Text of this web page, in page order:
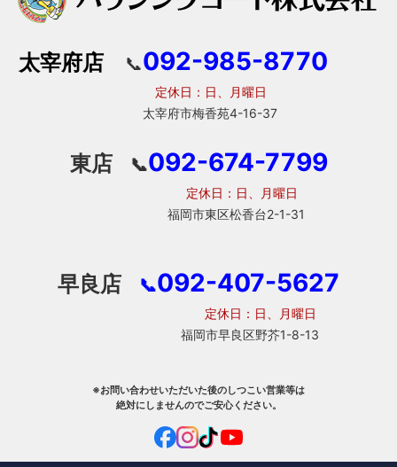
太宰府店 📞092-985-8770
定休日：日、月曜日
太宰府市梅香苑4-16-37
東店 📞092-674-7799
定休日：日、月曜日
福岡市東区松香台2-1-31
早良店 📞092-407-5627
定休日：日、月曜日
福岡市早良区野芥1-8-13
※お問い合わせいただいた後のしつこい営業等は
絶対にしませんのでご安心ください。